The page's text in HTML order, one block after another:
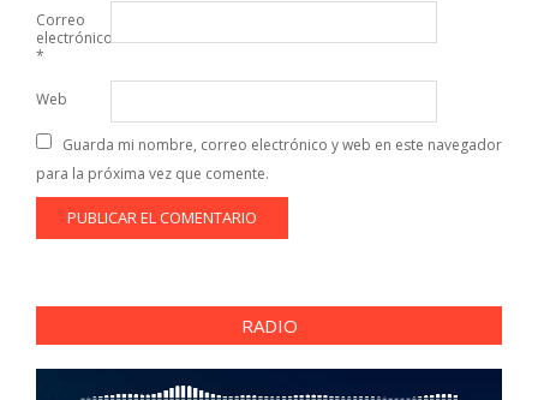
Correo
electrónico
*
Web
Guarda mi nombre, correo electrónico y web en este navegador
para la próxima vez que comente.
RADIO